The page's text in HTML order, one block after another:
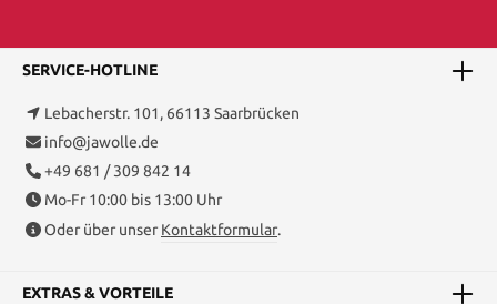
SERVICE-HOTLINE
Lebacherstr. 101, 66113 Saarbrücken
info@jawolle.de
+49 681 / 309 842 14
Mo-Fr 10:00 bis 13:00 Uhr
Oder über unser Kontaktformular.
EXTRAS & VORTEILE